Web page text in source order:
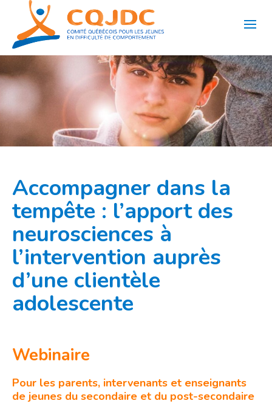
contenu
Accompagner dans la
tempête :​ l’apport des
neurosciences à
l’intervention ​auprès
d’une clientèle ​
adolescente
Webinaire
Pour les parents, intervenants et enseignants
de jeunes du secondaire et du post-secondaire